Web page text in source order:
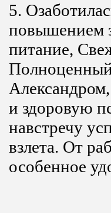
5.
повышением
питание,
и здоровую
навстречу
взлета. От
особенное